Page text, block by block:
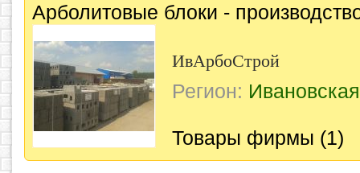
Арболитовые блоки -
ИвАрбоСтрой
Регион:
Товары фирмы (1)